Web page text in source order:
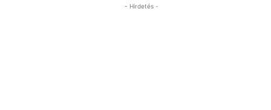
- Hirdetés -